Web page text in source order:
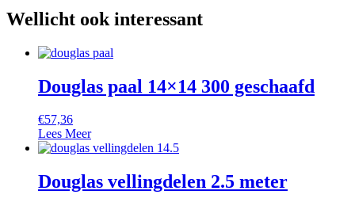
Wellicht ook interessant
Douglas paal 14×14 300 geschaafd
€57,36
Lees Meer
Douglas vellingdelen 2.5 meter